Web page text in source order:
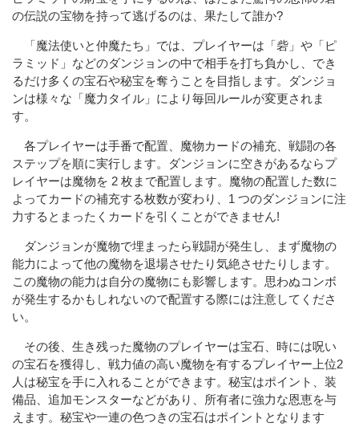
の伝説の宝物を持って逃げるのは、果たして誰か?
「魔法使いと仲魔たち」では、プレイヤーは「砦」や「ピ
ラミッド」などのダンジョンの中で相手を打ち負かし、でき
るだけ多くの宝石や秘宝を奪うことを目指します。ダンジョ
ンは様々な「魔力タイル」により毎回ルールが変更されま
す。
各プレイヤーは手番で配置、魔物カードの補充、戦闘の各
ステップを順に実行します。ダンジョンに空きがあるならプ
レイヤーは魔物を 2 枚まで配置します。魔物の配置した数に
よってカードの補充する枚数が変わり、1 つのダンジョンに注
力するとまったくカードを引くことができません!
ダンジョンが魔物で埋まったら戦闘が発生し、まず魔物の
能力によって他の魔物を退場させたり気絶させたりします。
この魔物の能力は自分の魔物にも影響します。思わぬコンボ
が発生するかもしれないので配置する際には注意してくださ
い。
その後、生き残った魔物のプレイヤーは宝石、時には呪い
の宝石を獲得し、戦力値の高い魔物を有するプレイヤー上位2
人は秘宝を手に入れることができます。秘宝はポイント、装
備品、追加モンスターなどがあり、所有者に強力な恩恵を与
えます。秘宝や一連の色つきの宝石はポイントとなります